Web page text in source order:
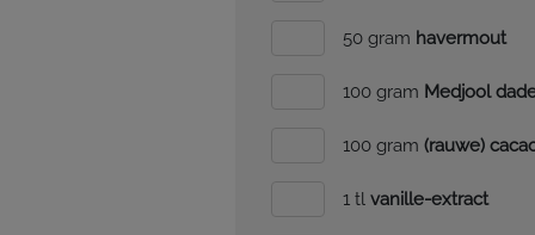
50 gram havermout
100 gram Medjool
100 gram (rauwe)
1 tl vanille-extract